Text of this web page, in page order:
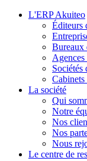
L'ERP Akuiteo
Éditeurs
Bureaux
Sociétés
La société
Qui
Notre
Nos
Nos
Nous
Le centre de